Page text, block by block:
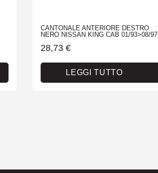
CANTONALE ANTERIORE DESTRO
NERO NISSAN KING CAB 01/93>08/97
28,73 €
LEGGI TUTTO